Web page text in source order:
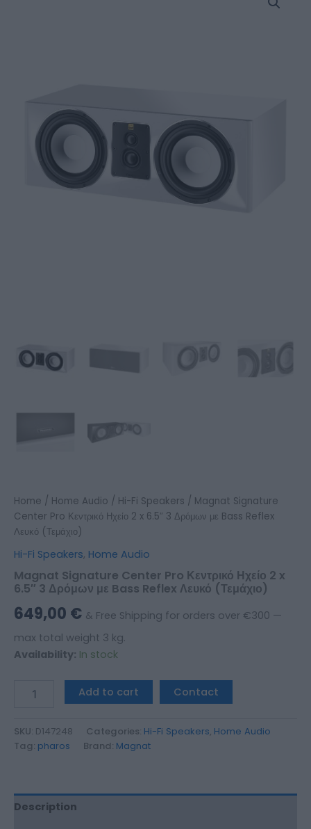
Home / Home Audio / Hi-Fi Speakers / Magnat Signature
Center Pro Κεντρικό Ηχείο 2 x 6.5″ 3 Δρόμων με Bass Reflex
Λευκό (Τεμάχιο)
Hi-Fi Speakers, Home Audio
Magnat Signature Center Pro Κεντρικό Ηχείο 2 x
6.5″ 3 Δρόμων με Bass Reflex Λευκό (Τεμάχιο)
649,00 € & Free Shipping for orders over €300 —
max total weight 3 kg.
Availability: In stock
Δρόμων
Bass
Reflex
Add to cart Contact
SKU: D147248 Categories: Hi-Fi Speakers, Home Audio
Tag: pharos Brand: Magnat
Description